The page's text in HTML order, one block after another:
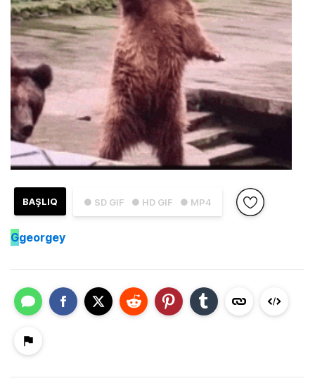
● SD GIF ● HD GIF ● MP4
BAŞLIQ
Ggeorgey